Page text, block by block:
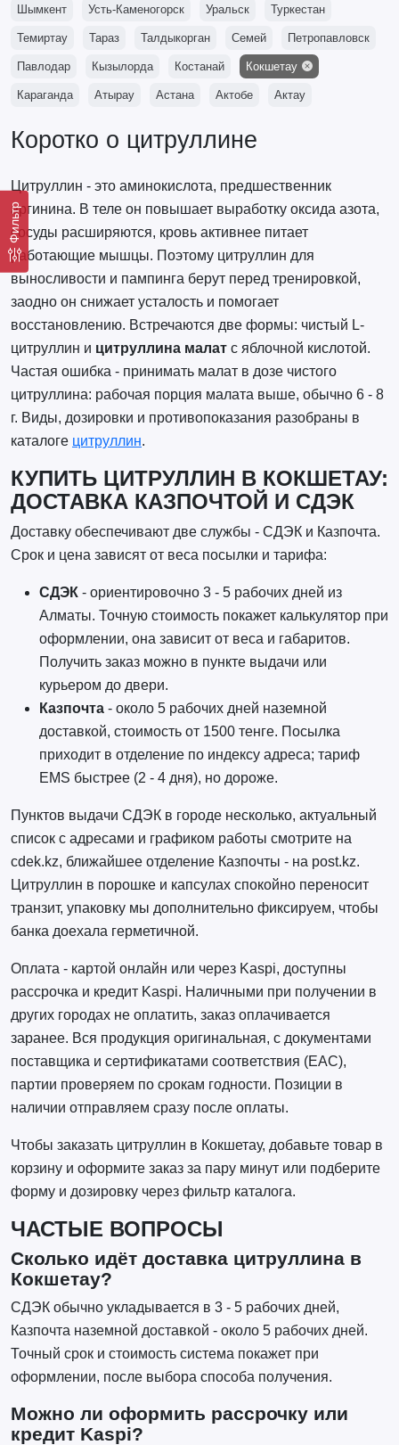
Фильтр
Шымкент Усть-Каменогорск Уральск Туркестан
Темиртау Тараз Талдыкорган Семей Петропавловск
Павлодар Кызылорда Костанай Кокшетау
Караганда Атырау Астана Актобе Актау
Коротко о цитруллине
Цитруллин - это аминокислота, предшественник
аргинина. В теле он повышает выработку оксида азота,
сосуды расширяются, кровь активнее питает
работающие мышцы. Поэтому цитруллин для
выносливости и пампинга берут перед тренировкой,
заодно он снижает усталость и помогает
восстановлению. Встречаются две формы: чистый L-
цитруллин и цитруллина малатс яблочной кислотой.
Частая ошибка - принимать малат в дозе чистого
цитруллина: рабочая порция малата выше, обычно 6 - 8
г. Виды, дозировки и противопоказания разобраны в
каталоге цитруллин.
КУПИТЬ ЦИТРУЛЛИН В КОКШЕТАУ:
ДОСТАВКА КАЗПОЧТОЙ И СДЭК
Доставку обеспечивают две службы - СДЭК и Казпочта.
Срок и цена зависят от веса посылки и тарифа:
СДЭК- ориентировочно 3 - 5 рабочих дней из
Алматы. Точную стоимость покажет калькулятор при
оформлении, она зависит от веса и габаритов.
Получить заказ можно в пункте выдачи или
курьером до двери.
Казпочта- около 5 рабочих дней наземной
доставкой, стоимость от 1500 тенге. Посылка
приходит в отделение по индексу адреса; тариф
EMS быстрее (2 - 4 дня), но дороже.
Пунктов выдачи СДЭК в городе несколько, актуальный
список с адресами и графиком работы смотрите на
cdek.kz, ближайшее отделение Казпочты - на post.kz.
Цитруллин в порошке и капсулах спокойно переносит
транзит, упаковку мы дополнительно фиксируем, чтобы
банка доехала герметичной.
Оплата - картой онлайн или через Kaspi, доступны
рассрочка и кредит Kaspi. Наличными при получении в
других городах не оплатить, заказ оплачивается
заранее. Вся продукция оригинальная, с документами
поставщика и сертификатами соответствия (EAC),
партии проверяем по срокам годности. Позиции в
наличии отправляем сразу после оплаты.
Чтобы заказать цитруллин в Кокшетау, добавьте товар в
корзину и оформите заказ за пару минут или подберите
форму и дозировку через фильтр каталога.
ЧАСТЫЕ ВОПРОСЫ
Сколько идёт доставка цитруллина в
Кокшетау?
СДЭК обычно укладывается в 3 - 5 рабочих дней,
Казпочта наземной доставкой - около 5 рабочих дней.
Точный срок и стоимость система покажет при
оформлении, после выбора способа получения.
Можно ли оформить рассрочку или
кредит Kaspi?